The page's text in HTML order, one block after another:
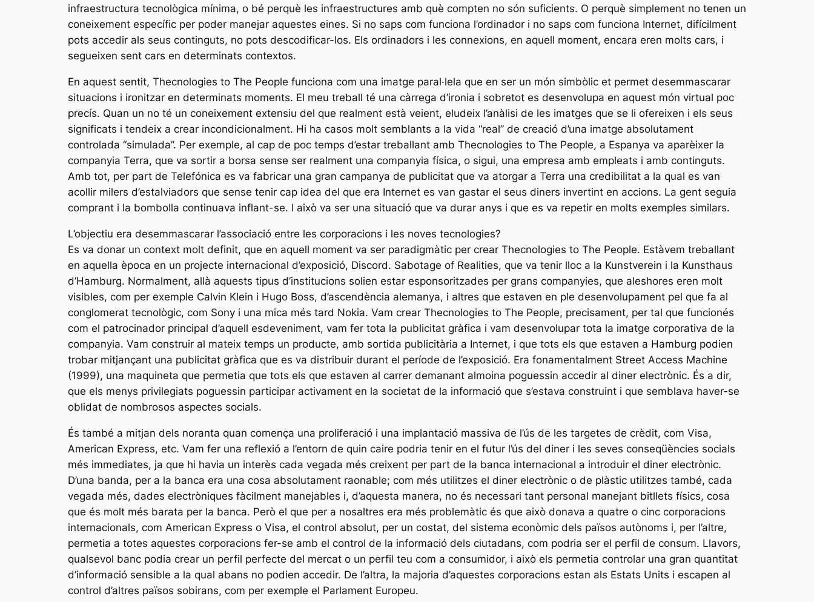
infraestructura tecnològica mínima, o bé perquè les infraestructures amb què compten no són suficients. O perquè simplement no tenen un
coneixement específic per poder manejar aquestes eines. Si no saps com funciona l’ordinador i no saps com funciona Internet, difícilment
pots accedir als seus continguts, no pots descodificar-los. Els ordinadors i les connexions, en aquell moment, encara eren molts cars, i
segueixen sent cars en determinats contextos.
En aquest sentit, Thecnologies to The People funciona com una imatge paral·lela que en ser un món simbòlic et permet desemmascarar
situacions i ironitzar en determinats moments. El meu treball té una càrrega d’ironia i sobretot es desenvolupa en aquest món virtual poc
precís. Quan un no té un coneixement extensiu del que realment està veient, eludeix l’anàlisi de les imatges que se li ofereixen i els seus
significats i tendeix a crear incondicionalment. Hi ha casos molt semblants a la vida “real” de creació d’una imatge absolutament
controlada “simulada”. Per exemple, al cap de poc temps d’estar treballant amb Thecnologies to The People, a Espanya va aparèixer la
companyia Terra, que va sortir a borsa sense ser realment una companyia física, o sigui, una empresa amb empleats i amb continguts.
Amb tot, per part de Telefónica es va fabricar una gran campanya de publicitat que va atorgar a Terra una credibilitat a la qual es van
acollir milers d’estalviadors que sense tenir cap idea del que era Internet es van gastar el seus diners invertint en accions. La gent seguia
comprant i la bombolla continuava inflant-se. I això va ser una situació que va durar anys i que es va repetir en molts exemples similars.
L’objectiu era desemmascarar l’associació entre les corporacions i les noves tecnologies?
Es va donar un context molt definit, que en aquell moment va ser paradigmàtic per crear Thecnologies to The People. Estàvem treballant
en aquella època en un projecte internacional d’exposició, Discord. Sabotage of Realities, que va tenir lloc a la Kunstverein i la Kunsthaus
d’Hamburg. Normalment, allà aquests tipus d’institucions solien estar esponsoritzades per grans companyies, que aleshores eren molt
visibles, com per exemple Calvin Klein i Hugo Boss, d’ascendència alemanya, i altres que estaven en ple desenvolupament pel que fa al
conglomerat tecnològic, com Sony i una mica més tard Nokia. Vam crear Thecnologies to The People, precisament, per tal que funcionés
com el patrocinador principal d’aquell esdeveniment, vam fer tota la publicitat gràfica i vam desenvolupar tota la imatge corporativa de la
companyia. Vam construir al mateix temps un producte, amb sortida publicitària a Internet, i que tots els que estaven a Hamburg podien
trobar mitjançant una publicitat gràfica que es va distribuir durant el període de l’exposició. Era fonamentalment Street Access Machine
(1999), una maquineta que permetia que tots els que estaven al carrer demanant almoina poguessin accedir al diner electrònic. És a dir,
que els menys privilegiats poguessin participar activament en la societat de la informació que s’estava construint i que semblava haver-se
oblidat de nombrosos aspectes socials.
És també a mitjan dels noranta quan comença una proliferació i una implantació massiva de l’ús de les targetes de crèdit, com Visa,
American Express, etc. Vam fer una reflexió a l’entorn de quin caire podria tenir en el futur l’ús del diner i les seves conseqüències socials
més immediates, ja que hi havia un interès cada vegada més creixent per part de la banca internacional a introduir el diner electrònic.
D’una banda, per a la banca era una cosa absolutament raonable; com més utilitzes el diner electrònic o de plàstic utilitzes també, cada
vegada més, dades electròniques fàcilment manejables i, d’aquesta manera, no és necessari tant personal manejant bitllets físics, cosa
que és molt més barata per la banca. Però el que per a nosaltres era més problemàtic és que això donava a quatre o cinc corporacions
internacionals, com American Express o Visa, el control absolut, per un costat, del sistema econòmic dels països autònoms i, per l’altre,
permetia a totes aquestes corporacions fer-se amb el control de la informació dels ciutadans, com podria ser el perfil de consum. Llavors,
qualsevol banc podia crear un perfil perfecte del mercat o un perfil teu com a consumidor, i això els permetia controlar una gran quantitat
d’informació sensible a la qual abans no podien accedir. De l’altra, la majoria d’aquestes corporacions estan als Estats Units i escapen al
control d’altres països sobirans, com per exemple el Parlament Europeu.